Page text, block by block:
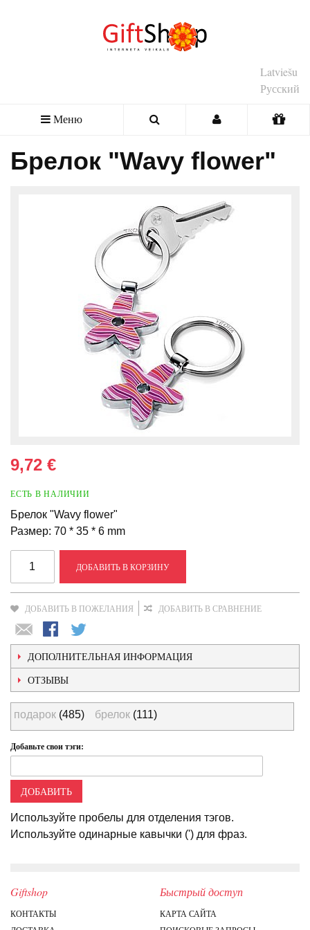
Latviešu
Русский
Меню
Брелок "Wavy flower"
9,72 €
ЕСТЬ В НАЛИЧИИ
Брелок "Wavy flower"
Размер: 70 * 35 * 6 mm
ДОБАВИТЬ В КОРЗИНУ
ДОБАВИТЬ В ПОЖЕЛАНИЯ ДОБАВИТЬ В СРАВНЕНИЕ
ДОПОЛНИТЕЛЬНАЯ ИНФОРМАЦИЯ
ОТЗЫВЫ
подарок (485) брелок (111)
Добавьте свои тэги:
ДОБАВИТЬ
Используйте пробелы для отделения тэгов.
Используйте одинарные кавычки (') для фраз.
Giftshop
КОНТАКТЫ
Быстрый доступ
КАРТА САЙТА